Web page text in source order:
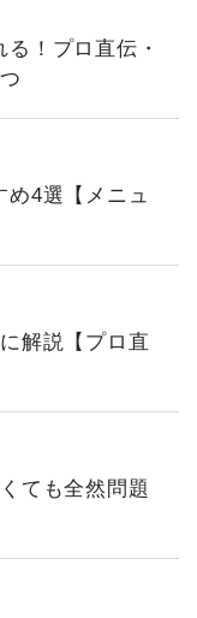
る！プロ直伝・
め4選【メニュ
解説【プロ直
ても全然問題